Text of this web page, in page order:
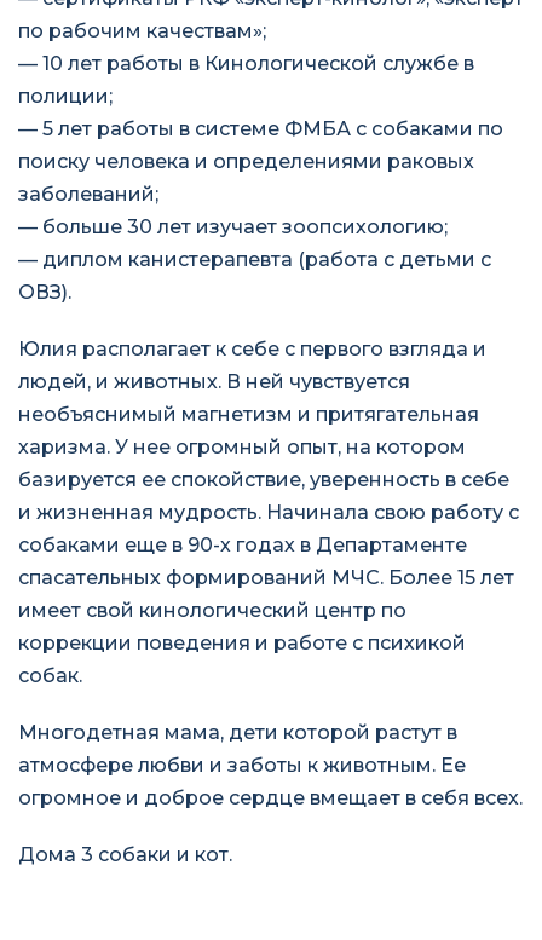
по рабочим качествам»;
— 10 лет работы в Кинологической службе в
полиции;
— 5 лет работы в системе ФМБА с собаками по
поиску человека и определениями раковых
заболеваний;
— больше 30 лет изучает зоопсихологию;
— диплом канистерапевта (работа с детьми с
ОВЗ).
Юлия располагает к себе с первого взгляда и
людей, и животных. В ней чувствуется
необъяснимый магнетизм и притягательная
харизма. У нее огромный опыт, на котором
базируется ее спокойствие, уверенность в себе
и жизненная мудрость. Начинала свою работу с
собаками еще в 90-х годах в Департаменте
спасательных формирований МЧС. Более 15 лет
имеет свой кинологический центр по
коррекции поведения и работе с психикой
собак.
Многодетная мама, дети которой растут в
атмосфере любви и заботы к животным. Ее
огромное и доброе сердце вмещает в себя всех.
Дома 3 собаки и кот.